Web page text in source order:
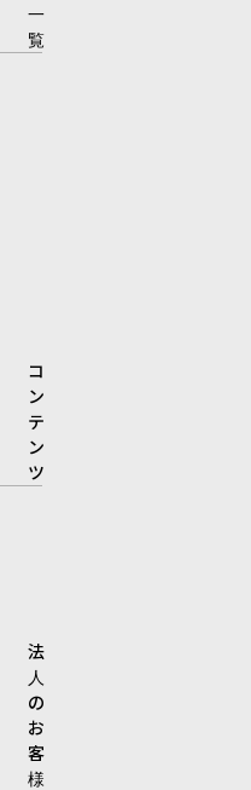
一
覧
コ
ン
テ
ン
ツ
法
人
の
お
客
様